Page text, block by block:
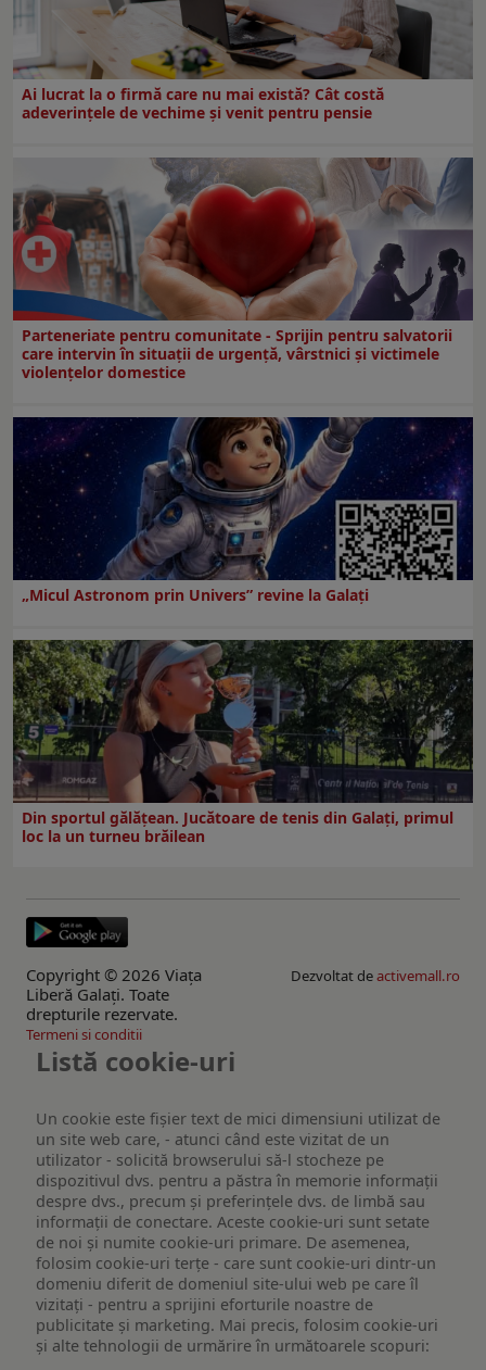
Ai lucrat la o firmă care nu mai există? Cât costă
adeverințele de vechime și venit pentru pensie
Parteneriate pentru comunitate - Sprijin pentru salvatorii
care intervin în situații de urgență, vârstnici și victimele
violențelor domestice
„Micul Astronom prin Univers” revine la Galați
Din sportul gălățean. Jucătoare de tenis din Galați, primul
loc la un turneu brăilean
Copyright © 2026 Viaţa
Liberă Galaţi. Toate
drepturile rezervate.
Dezvoltat deactivemall.ro
Termeni si conditii
Listă cookie-uri
Un cookie este fişier text de mici dimensiuni utilizat de
un site web care, - atunci când este vizitat de un
utilizator - solicită browserului să-l stocheze pe
dispozitivul dvs. pentru a păstra în memorie informații
despre dvs., precum și preferințele dvs. de limbă sau
informații de conectare. Aceste cookie-uri sunt setate
de noi și numite cookie-uri primare. De asemenea,
folosim cookie-uri terțe - care sunt cookie-uri dintr-un
domeniu diferit de domeniul site-ului web pe care îl
vizitați - pentru a sprijini eforturile noastre de
publicitate și marketing. Mai precis, folosim cookie-uri
și alte tehnologii de urmărire în următoarele scopuri: